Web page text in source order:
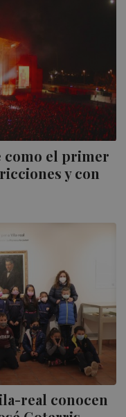
como el primer
y con
real conocen